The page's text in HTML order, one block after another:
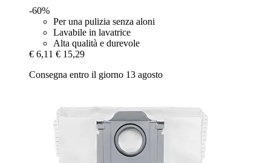
-60%
Per una pulizia senza aloni
Lavabile in lavatrice
Alta qualità e durevole
€ 6,11 € 15,29
Consegna entro il giorno 13 agosto